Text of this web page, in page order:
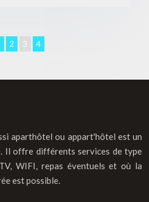
2 3 4
aparthôtel ou appart'hôtel est un
Il offre différents services de type
WIFI, repas éventuels et où la
est possible.